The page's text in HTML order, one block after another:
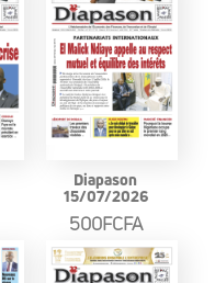
Diapason
15/07/2026
500FCFA